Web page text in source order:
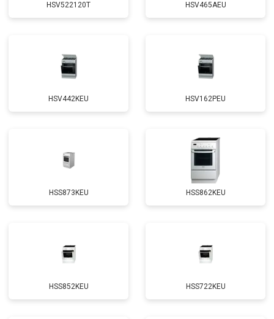
HSV522120T HSV465AEU
HSV442KEU HSV162PEU
HSS873KEU HSS862KEU
HSS852KEU HSS722KEU